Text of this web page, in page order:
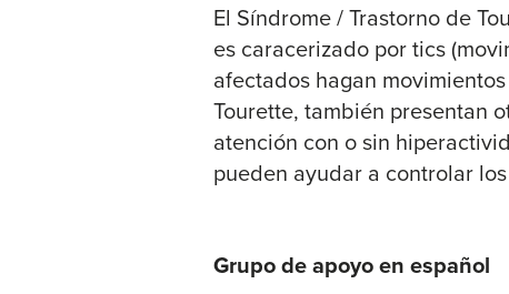
El Síndrome / Trastorno de
es caracerizado por tics
afectados hagan
Tourette, también presentan
atención con o sin
pueden ayudar a controlar
Grupo de apoyo en español